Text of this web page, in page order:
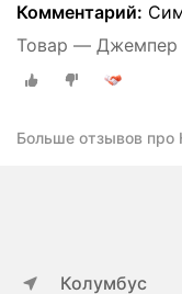
Комментарий:
Товар — Джемпер
Больше отзывов
Колумбус